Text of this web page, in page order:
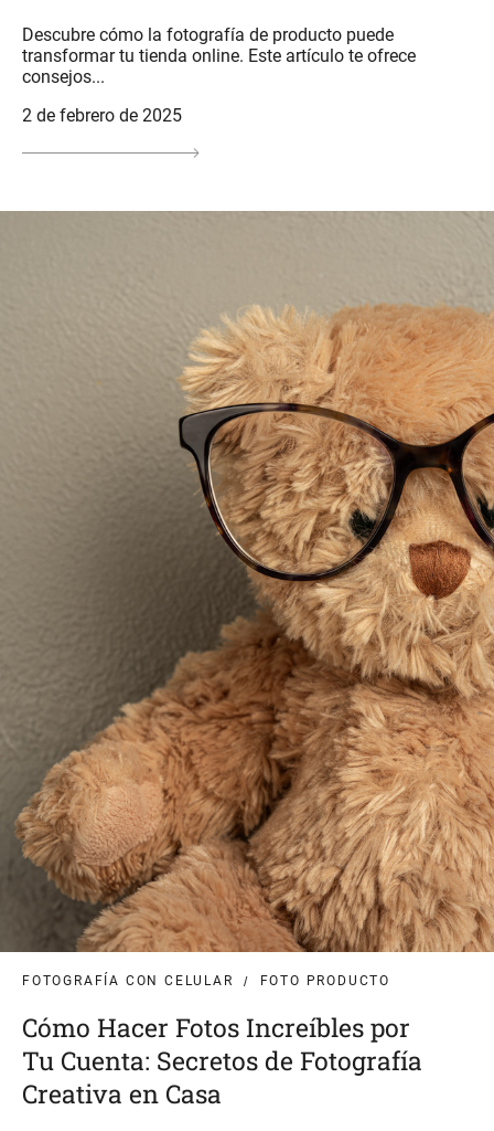
Descubre cómo la fotografía de producto puede
transformar tu tienda online. Este artículo te ofrece
consejos...
2 de febrero de 2025
FOTOGRAFÍA CON CELULAR FOTO PRODUCTO
Cómo Hacer Fotos Increíbles por
Tu Cuenta: Secretos de Fotografía
Creativa en Casa